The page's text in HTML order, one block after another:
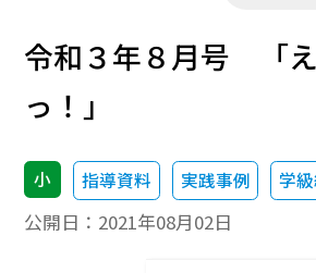
令和３年８月号 「
っ！」
小 指導資料 実践事例 学
公開日： 2021年08月02日